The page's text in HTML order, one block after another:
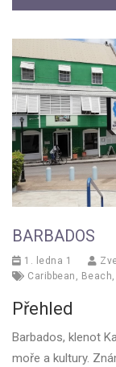
BARBADOS
1. ledna 1
Caribbean , Beach,
Přehled
Barbados, klenot
moře a kultury.